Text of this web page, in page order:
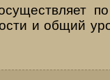
и общий